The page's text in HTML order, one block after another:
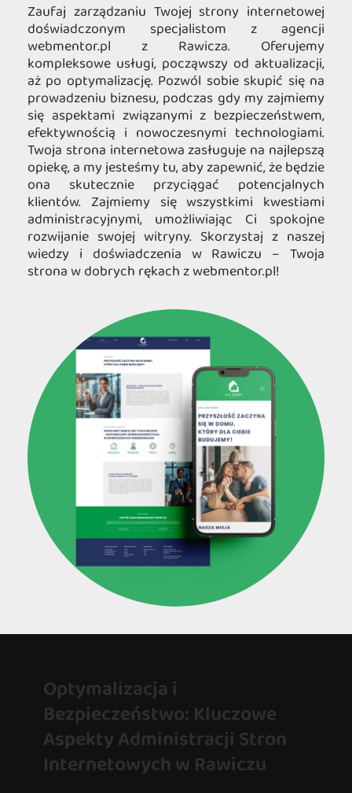
Zaufaj zarządzaniu Twojej strony internetowej
doświadczonym specjalistom z agencji
webmentor.pl z Rawicza. Oferujemy
kompleksowe usługi, począwszy od aktualizacji,
aż po optymalizację. Pozwól sobie skupić się na
prowadzeniu biznesu, podczas gdy my zajmiemy
się aspektami związanymi z bezpieczeństwem,
efektywnością i nowoczesnymi technologiami.
Twoja strona internetowa zasługuje na najlepszą
opiekę, a my jesteśmy tu, aby zapewnić, że będzie
ona skutecznie przyciągać potencjalnych
klientów. Zajmiemy się wszystkimi kwestiami
administracyjnymi, umożliwiając Ci spokojne
rozwijanie swojej witryny. Skorzystaj z naszej
wiedzy i doświadczenia w Rawiczu – Twoja
strona w dobrych rękach z webmentor.pl!
Optymalizacja i
Bezpieczeństwo: Kluczowe
Aspekty Administracji Stron
Internetowych w Rawiczu